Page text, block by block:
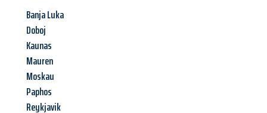
Banja Luka
Doboj
Kaunas
Mauren
Moskau
Paphos
Reykjavik